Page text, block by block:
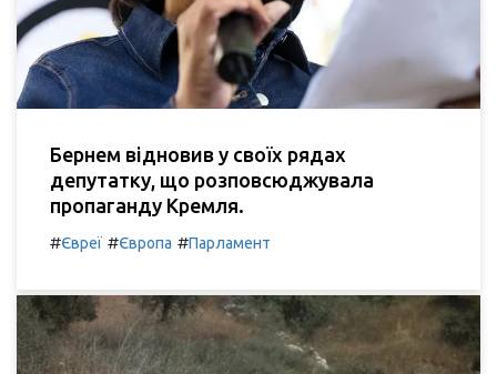
Бернем відновив у своїх рядах
депутатку, що розповсюджувала
пропаганду Кремля.
#Євреї #Європа #Парламент